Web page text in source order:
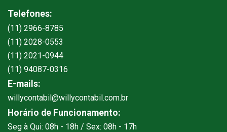
Telefones:
(11) 2966-8785
(11) 2028-0553
(11) 2021-0944
(11) 94087-0316
E-mails:
willycontabil@willycontabil.com.br
Horário de Funcionamento:
Seg à Qui: 08h - 18h / Sex: 08h - 17h